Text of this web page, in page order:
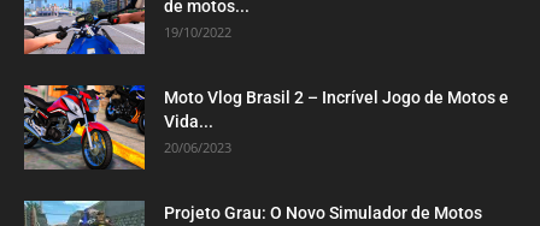
de motos...
19/10/2022
Moto Vlog Brasil 2 – Incrível Jogo de Motos e
Vida...
20/06/2023
Projeto Grau: O Novo Simulador de Motos